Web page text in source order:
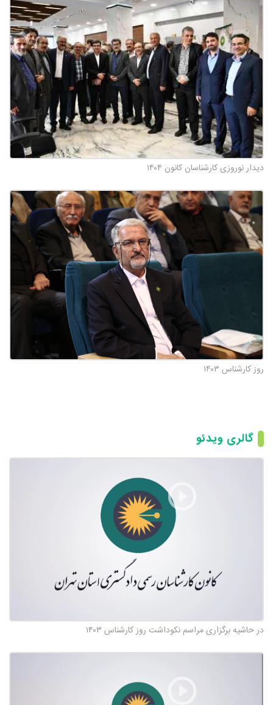
دیدار نوروزی کارشناسان کانون ۱۴۰۴
روز کارشناس ۱۴۰۳
گالری ویدئو
در حاشیه برگزاری مراسم نکوداشت روز کارشناس ۱۴۰۳